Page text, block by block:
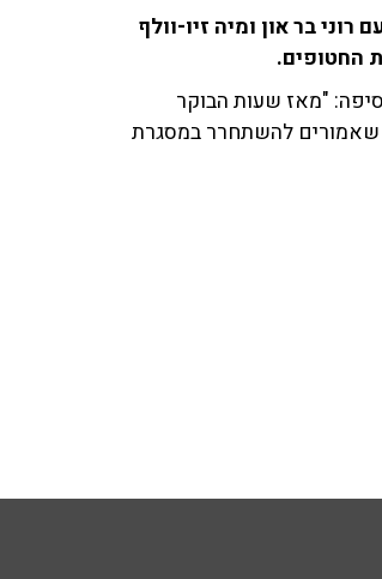
בר און ומיה זיו-וולף
"מאז שעות הבוקר
שאמורים להשתחרר במסגרת